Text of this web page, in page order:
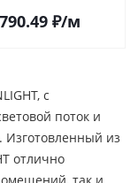
₽/м
с
поток и
из
отлично